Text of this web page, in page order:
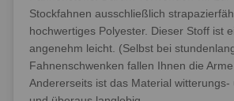
Stockfahnen ausschließlich
hochwertiges Polyester. Dieser Stoff ist
angenehm leicht. (Selbst bei
Fahnenschwenken fallen Ihnen die
Andererseits ist das Material witterungs-